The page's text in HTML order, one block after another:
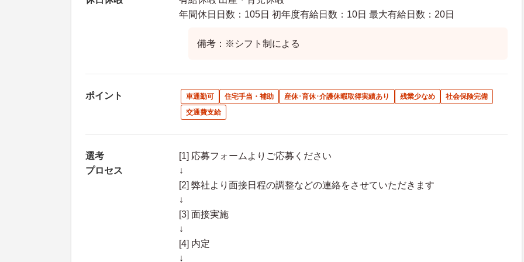
年間休日日数：105日 初年度有給日数：10日 最大有給日数：20日
備考：※シフト制による
ポイント 車通勤可 住宅手当・補助 産休･育休･介護休暇取得実績あり 残業少なめ
社会保険完備
交通費支給
選考
プロセス
[1] 応募フォームよりご応募ください
↓
[2] 弊社より面接日程の調整などの連絡をさせていただきます
↓
[3] 面接実施
↓
[4] 内定
↓